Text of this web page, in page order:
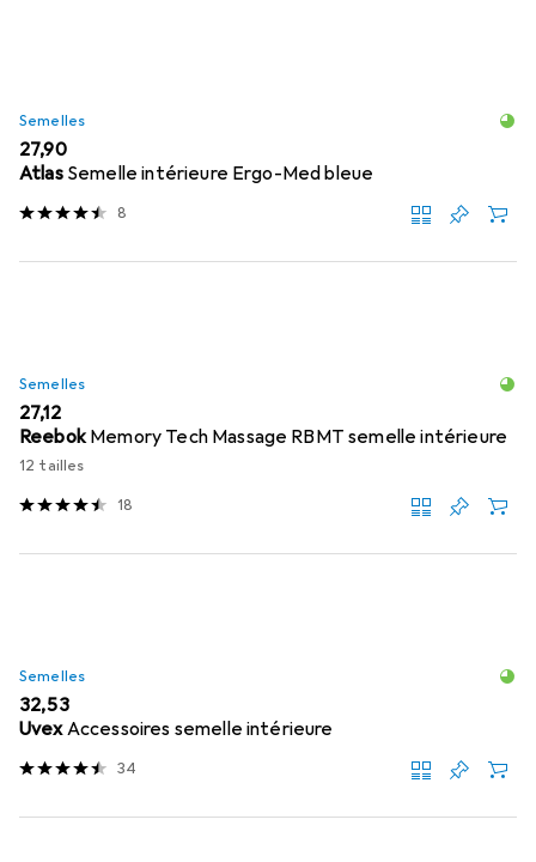
Semelles
EUR
27,90
Atlas Semelle intérieure Ergo-Med bleue
8
Semelles
EUR
27,12
Reebok Memory Tech Massage RBMT semelle intérieure
12 tailles
18
Semelles
EUR
32,53
UvexAccessoires semelle intérieure
34